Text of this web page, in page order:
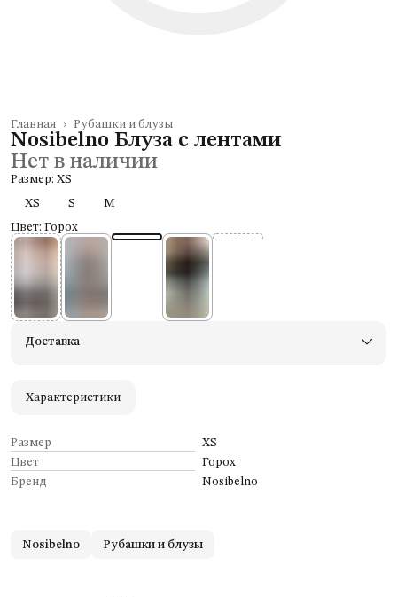
Рубашки и блузы
Главная ›
Nosibelno Блуза с лентами
Нет в наличии
Размер: XS
XS
S
M
Цвет: Горох
Доставка
Характеристики
Размер
XS
Цвет
Горох
Бренд
Nosibelno
Nosibelno Рубашки и блузы